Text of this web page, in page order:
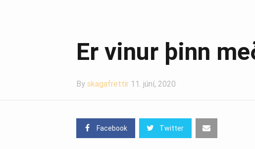
Er vinur þinn
By skagafrettir 11. júní, 2020
Facebook Twitter